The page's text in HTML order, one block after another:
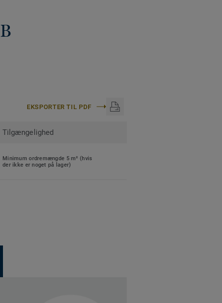
EKSPORTER TIL PDF
Tilgængelighed
Minimum ordremængde 5 m² (hvis
der ikke er noget på lager)